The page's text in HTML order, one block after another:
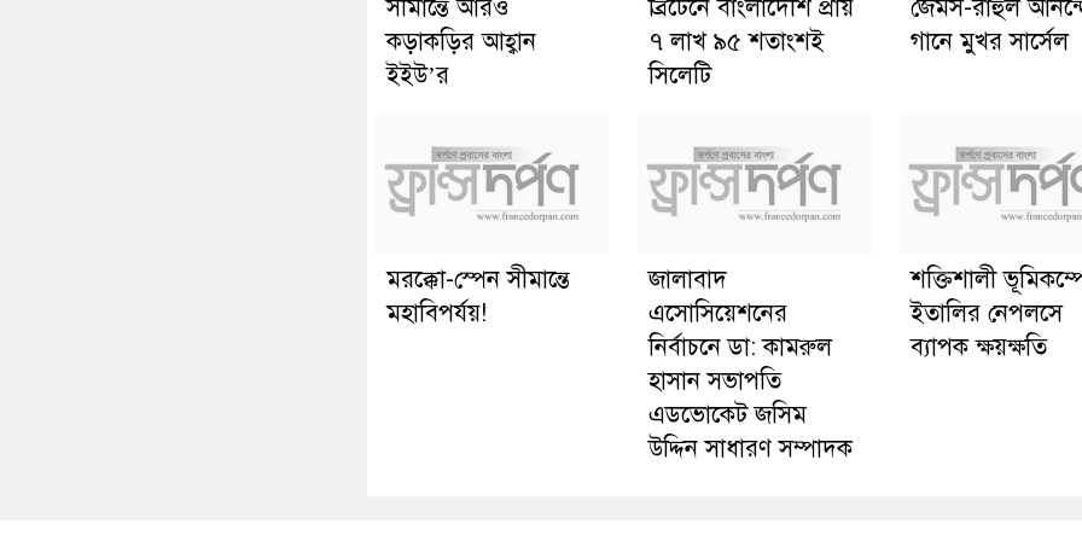
সীমান্তে আরও
কড়াকড়ির আহ্বান
ইইউ’র
ব্রিটেনে বাংলাদেশি প্রায়
৭ লাখ ৯৫ শতাংশই
সিলেটি
জেমস-রাহুল
গানে মুখর সার্সেল
মরক্কো-স্পেন সীমান্তে
মহাবিপর্যয়!
জালাবাদ
এসোসিয়েশনের
নির্বাচনে ডা: কামরুল
হাসান সভাপতি
এডভোকেট জসিম
উদ্দিন সাধারণ সম্পাদক
শক্তিশালী
ইতালির নেপলসে
ব্যাপক ক্ষয়ক্ষতি